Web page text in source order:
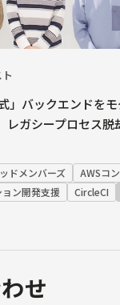
」バックエンドを
レガシープロセス脱
ドメンバーズ
AWSコ
ン開発支援
CircleCI
せ